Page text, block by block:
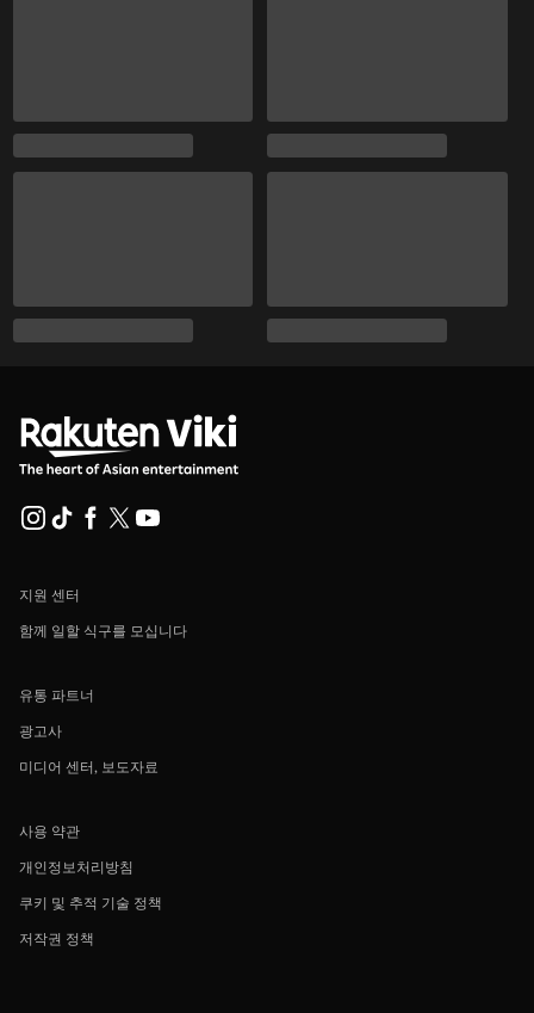
지원 센터
함께 일할 식구를 모십니다
유통 파트너
광고사
미디어 센터, 보도자료
사용 약관
개인정보처리방침
쿠키 및 추적 기술 정책
저작권 정책